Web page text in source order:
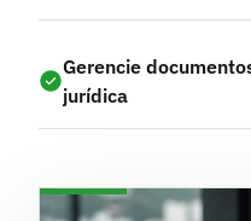
Gerencie
jurídica